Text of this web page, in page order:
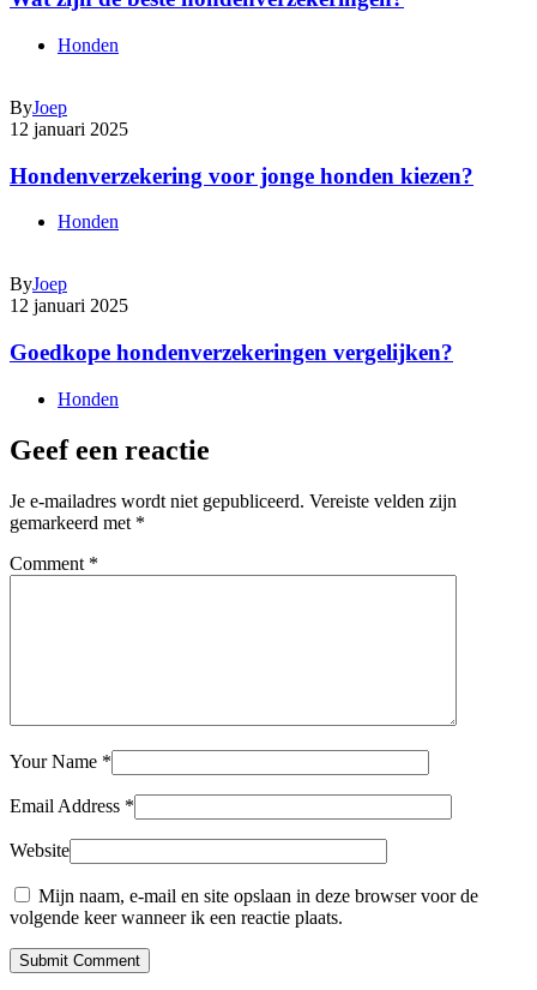
Honden
ByJoep
12 januari 2025
Hondenverzekering voor jonge honden kiezen?
Honden
ByJoep
12 januari 2025
Goedkope hondenverzekeringen vergelijken?
Honden
Geef een reactie
Je e-mailadres wordt niet gepubliceerd. Vereiste velden zijn
gemarkeerd met *
Comment *
Your Name *
Email Address *
Website
Mijn naam, e-mail en site opslaan in deze browser voor de
volgende keer wanneer ik een reactie plaats.
Submit Comment